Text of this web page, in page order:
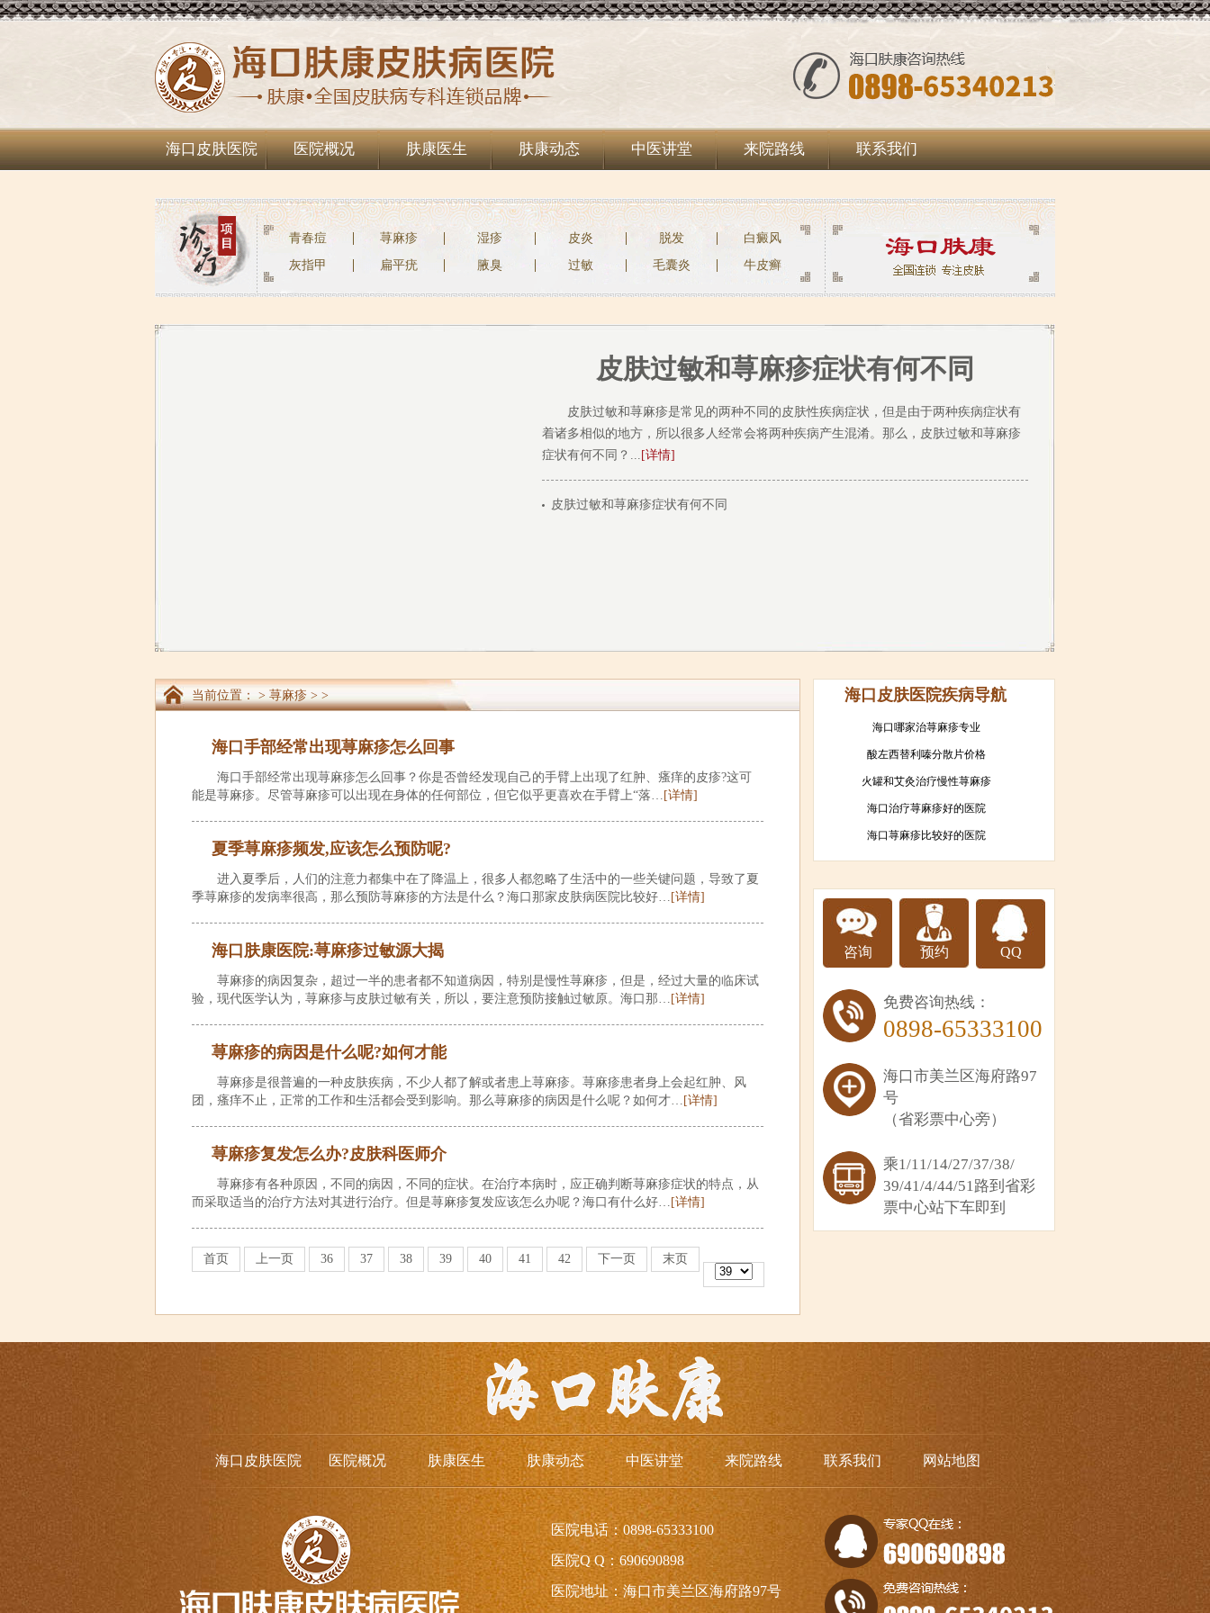
海口皮肤医院 医院概况 肤康医生 肤康动态 中医讲堂 来院路线 联系我们
青春痘 荨麻疹 湿疹 皮炎 脱发
白癜风
灰指甲
扁平疣 腋臭 过敏 毛囊炎 牛皮癣
皮肤过敏和荨麻疹症状有何不同
皮肤过敏和荨麻疹是常见的两种不同的皮肤性疾病症状，但是由于两种疾病症状有
着诸多相似的地方，所以很多人经常会将两种疾病产生混淆。那么，皮肤过敏和荨麻疹
症状有何不同？... [详情]
皮肤过敏和荨麻疹症状有何不同
当前位置： > 荨麻疹 > >
海口手部经常出现荨麻疹怎么回事
海口手部经常出现荨麻疹怎么回事？你是否曾经发现自己的手臂上出现了红肿、瘙痒的皮疹?这可
能是荨麻疹。尽管荨麻疹可以出现在身体的任何部位，但它似乎更喜欢在手臂上“落… [详情]
夏季荨麻疹频发,应该怎么预防呢?
进入夏季后，人们的注意力都集中在了降温上，很多人都忽略了生活中的一些关键问题，导致了夏
季荨麻疹的发病率很高，那么预防荨麻疹的方法是什么？海口那家皮肤病医院比较好… [详情]
海口肤康医院:荨麻疹过敏源大揭
荨麻疹的病因复杂，超过一半的患者都不知道病因，特别是慢性荨麻疹，但是，经过大量的临床试
验，现代医学认为，荨麻疹与皮肤过敏有关，所以，要注意预防接触过敏原。海口那… [详情]
荨麻疹的病因是什么呢?如何才能
荨麻疹是很普遍的一种皮肤疾病，不少人都了解或者患上荨麻疹。荨麻疹患者身上会起红肿、风
团，瘙痒不止，正常的工作和生活都会受到影响。那么荨麻疹的病因是什么呢？如何才… [详情]
荨麻疹复发怎么办?皮肤科医师介
荨麻疹有各种原因，不同的病因，不同的症状。在治疗本病时，应正确判断荨麻疹症状的特点，从
而采取适当的治疗方法对其进行治疗。但是荨麻疹复发应该怎么办呢？海口有什么好… [详情]
首页 上一页 36 37 38 39 40 41 42 下一页 末页
海口皮肤医院疾病导航
海口哪家治荨麻疹专业
酸左西替利嗪分散片价格
火罐和艾灸治疗慢性荨麻疹
海口治疗荨麻疹好的医院
海口荨麻疹比较好的医院
咨询 预约 QQ
免费咨询热线：
0898-65333100
海口市美兰区海府路97
号
（省彩票中心旁）
乘1/11/14/27/37/38/
39/41/4/44/51路到省彩
票中心站下车即到
海口皮肤医院 医院概况 肤康医生 肤康动态 中医讲堂 来院路线 联系我们 网站地图
医院电话：0898-65333100
医院Q Q：690690898
医院地址：海口市美兰区海府路97号